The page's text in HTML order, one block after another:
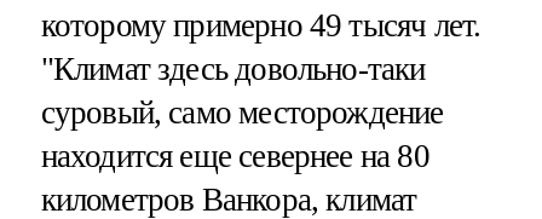
которому примерно 49 тысяч лет.
"Климат здесь довольно-таки
суровый, само месторождение
находится еще севернее на 80
километров Ванкора, климат